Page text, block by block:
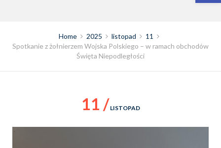
Home 2025 listopad
11
Spotkanie z żołnierzem Wojska Polskiego – w ramach obchodów
Święta Niepodległości
11 / LISTOPAD